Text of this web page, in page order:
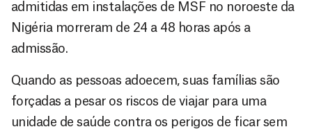
admitidas em instalações de MSF no noroeste da
Nigéria morreram de 24 a 48 horas após a
admissão.
Quando as pessoas adoecem, suas famílias são
forçadas a pesar os riscos de viajar para uma
unidade de saúde contra os perigos de ficar sem